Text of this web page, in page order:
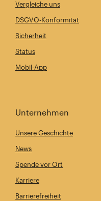
Vergleiche uns
DSGVO-Konformität
Sicherheit
Status
Mobil-App
Unternehmen
Unsere Geschichte
News
Spende vor Ort
Karriere
Barrierefreiheit